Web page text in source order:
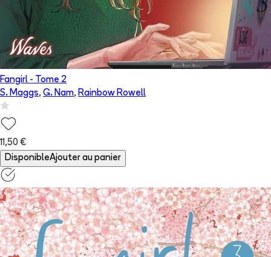
Fangirl - Tome 2
S. Maggs, G. Nam, Rainbow Rowell
11,50 €
DisponibleAjouter au panier